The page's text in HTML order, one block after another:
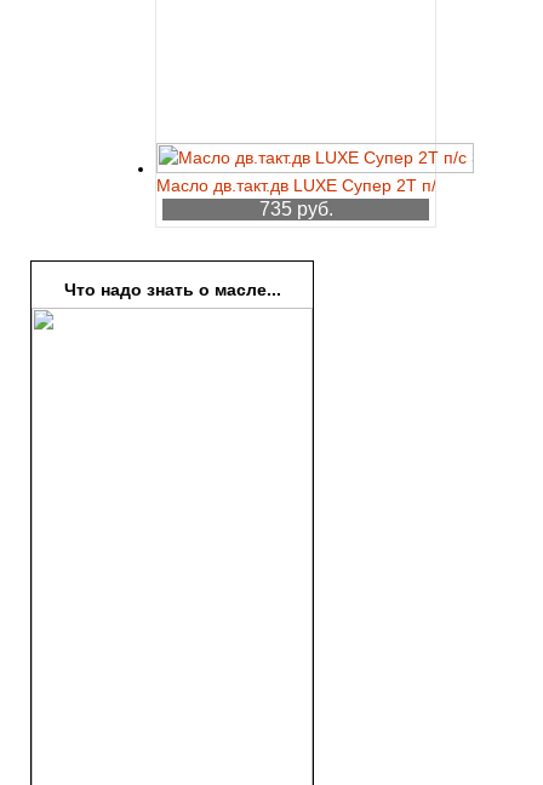
Масло дв.такт.дв LUXE Супер 2Т п/с 3л
735 руб.
Что надо знать о масле...